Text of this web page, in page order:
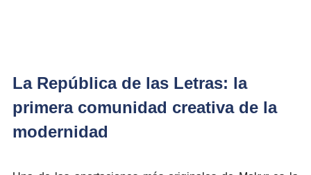
La República de las Letras: la
primera comunidad creativa de la
modernidad